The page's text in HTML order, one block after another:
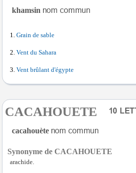
khamsin
Grain de sable
Vent du Sahara
Vent brûlant d'égypte
CACAHOUETE
cacahouète
Synonyme de CACAHOUETE
arachide.